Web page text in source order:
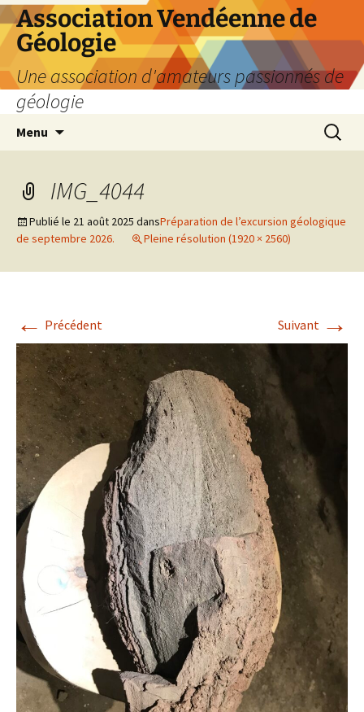
Aller
au
contenu
Association Vendéenne de
Géologie
Une association d'amateurs passionnés de
géologie
Menu
IMG_4044
Publié le 21 août 2025 dansPréparation de l’excursion géologique
de septembre 2026.
Pleine résolution (1920 × 2560)
← Précédent Suivant →